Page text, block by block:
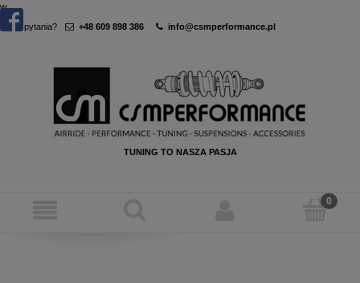
w
Masz pytania? +48 609 898 386 info@csmperformance.pl
TUNING TO NASZA PASJA